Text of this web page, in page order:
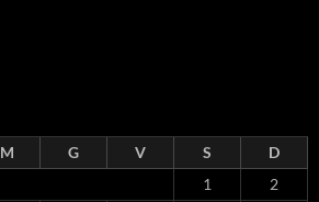
M G V S
D
1
2